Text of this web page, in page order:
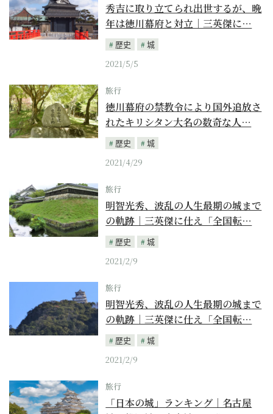
秀吉に取り立てられ出世するが、晩
年は徳川幕府と対立｜三英傑に…
歴史
城
2021/5/5
旅行
徳川幕府の禁教令により国外追放さ
れたキリシタン大名の数奇な人…
歴史
城
2021/4/29
旅行
明智光秀、波乱の人生最期の城まで
の軌跡｜三英傑に仕え「全国転…
歴史
城
2021/2/9
旅行
明智光秀、波乱の人生最期の城まで
の軌跡｜三英傑に仕え「全国転…
歴史
城
2021/2/9
旅行
「日本の城」ランキング｜名古屋